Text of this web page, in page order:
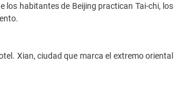
habitantes de Beijing practican Tai-chi, los
Xian, ciudad que marca el extremo oriental